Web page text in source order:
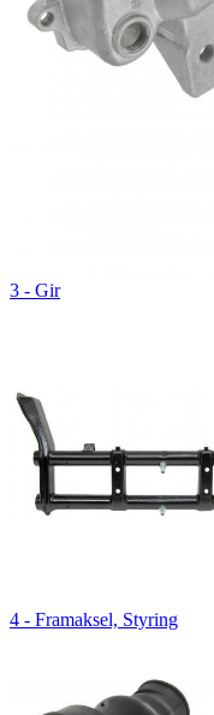
3 - Gir
4 - Framaksel, Styring